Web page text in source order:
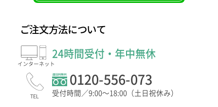
ご注文方法について
インター ネット
24時間受付・年中無休
TEL
0120-556-073
受付時間／9:00〜18:00（土日祝休み）